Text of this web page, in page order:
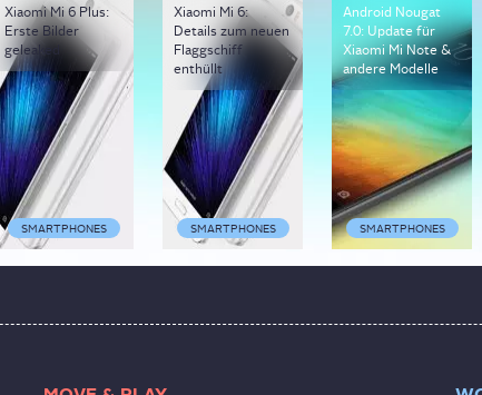
SMARTPHONES
Xiaomi Mi 6 Plus:
Erste Bilder
geleaked
SMARTPHONES
Xiaomi Mi 6:
Details zum neuen
Flaggschiff
enthüllt
SMARTPHONES
Android Nougat
7.0: Update für
Xiaomi Mi Note &
andere Modelle